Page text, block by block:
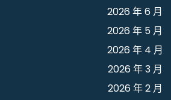
2026 年 6 月
2026 年 5 月
2026 年 4 月
2026 年 3 月
2026 年 2 月